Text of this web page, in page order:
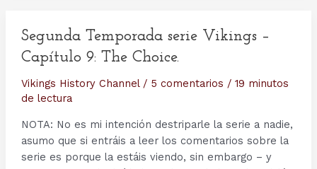
Lord’s
Prayer.
Segunda Temporada serie Vikings –
Capítulo 9: The Choice.
Vikings History Channel/ 5 comentarios / 19 minutos
de lectura
NOTA: No es mi intención destriparle la serie a nadie,
asumo que si entráis a leer los comentarios sobre la
serie es porque la estáis viendo, sin embargo – y